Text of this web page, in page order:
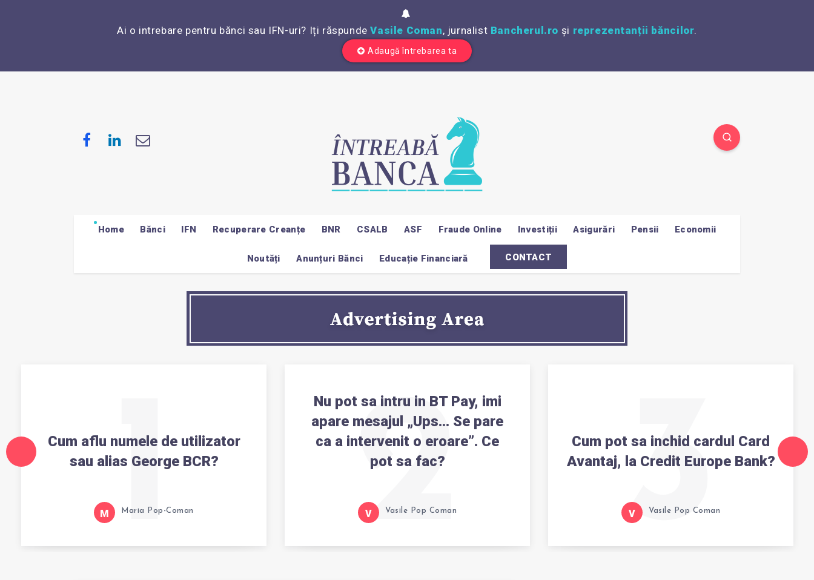
Ai o intrebare pentru bănci sau IFN-uri? Iți răspundeVasile Coman, jurnalist Bancherul.ro și reprezentanții băncilor.
Adaugă întrebarea ta
Home Bănci IFN Recuperare Creanțe BNR CSALB ASF Fraude Online Investiții Asigurări Pensii Economii
Noutăți Anunțuri Bănci Educație Financiară CONTACT
Cum aflu numele de utilizator
sau alias George BCR?
M Maria Pop-Coman
1
Nu pot sa intru in BT Pay, imi
apare mesajul „Ups… Se pare
ca a intervenit o eroare”. Ce
pot sa fac?
V Vasile Pop Coman
2
Cum pot sa inchid cardul Card
Avantaj, la Credit Europe Bank?
V Vasile Pop Coman
3